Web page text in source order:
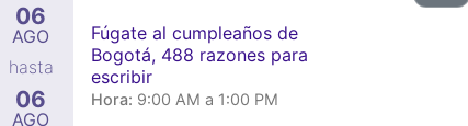
06
AGO
hasta
06
AGO
Fúgate al cumpleaños de
Bogotá, 488 razones para
escribir
Hora: 9:00 AM a 1:00 PM